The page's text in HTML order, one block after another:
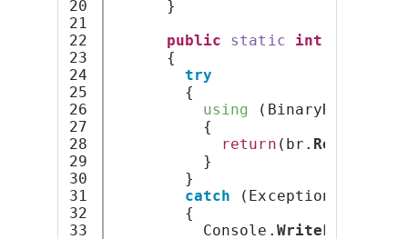
20
21
22
23
24
25
26
27
28
29
30
31
32
33
}
public
static int
{
try
{
using
(BinaryReader
{
return (br. ReadInt32
}
}
catch (Exception e)
{
Console. WriteLine